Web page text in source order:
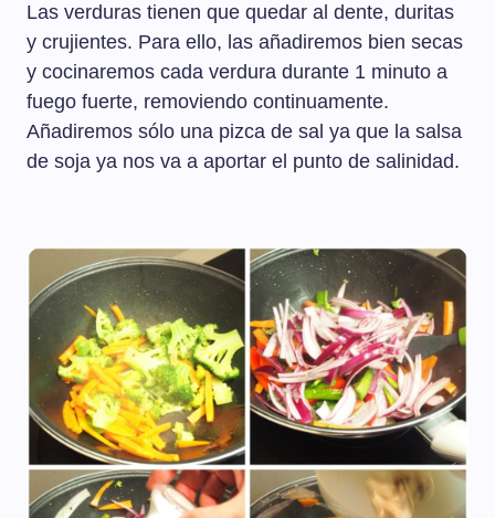
Las verduras tienen que quedar al dente, duritas
y crujientes. Para ello, las añadiremos bien secas
y cocinaremos cada verdura durante 1 minuto a
fuego fuerte, removiendo continuamente.
Añadiremos sólo una pizca de sal ya que la salsa
de soja ya nos va a aportar el punto de salinidad.